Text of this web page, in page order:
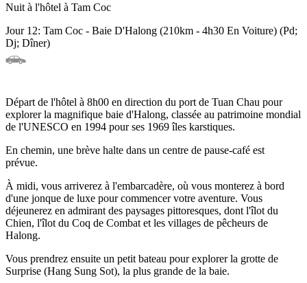
Nuit à l'hôtel à Tam Coc
Jour 12: Tam Coc - Baie D'Halong (210km - 4h30 En Voiture) (Pd;
Dj; Dîner)
Départ de l'hôtel à 8h00 en direction du port de Tuan Chau pour
explorer la magnifique baie d'Halong, classée au patrimoine mondial
de l'UNESCO en 1994 pour ses 1969 îles karstiques.
En chemin, une brève halte dans un centre de pause-café est
prévue.
À midi, vous arriverez à l'embarcadère, où vous monterez à bord
d'une jonque de luxe pour commencer votre aventure. Vous
déjeunerez en admirant des paysages pittoresques, dont l'îlot du
Chien, l'îlot du Coq de Combat et les villages de pêcheurs de
Halong.
Vous prendrez ensuite un petit bateau pour explorer la grotte de
Surprise (Hang Sung Sot), la plus grande de la baie.